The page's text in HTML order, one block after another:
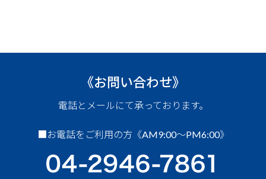
《お問い合わせ》
電話とメールにて承っております。
■お電話をご利用の方《AM9:00～PM6:00》